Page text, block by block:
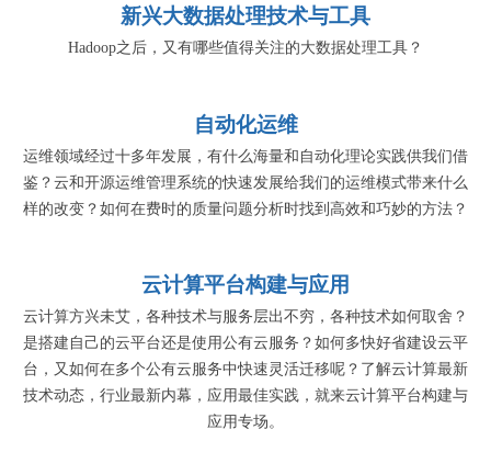
新兴大数据处理技术与工具
Hadoop之后，又有哪些值得关注的大数据处理工具？
自动化运维
运维领域经过十多年发展，有什么海量和自动化理论实践供我们借
鉴？云和开源运维管理系统的快速发展给我们的运维模式带来什么
样的改变？如何在费时的质量问题分析时找到高效和巧妙的方法？
云计算平台构建与应用
云计算方兴未艾，各种技术与服务层出不穷，各种技术如何取舍？
是搭建自己的云平台还是使用公有云服务？如何多快好省建设云平
台，又如何在多个公有云服务中快速灵活迁移呢？了解云计算最新
技术动态，行业最新内幕，应用最佳实践，就来云计算平台构建与
应用专场。